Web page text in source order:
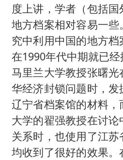
度上讲，学者（包括
地方档案相对容易一
究中利用中国的地方
在1990年代中期就已
马里兰大学教授张曙
华经济封锁问题时，
辽宁省档案馆的材料
大学的翟强教授在讨
关系时，也使用了江苏
均收到了很好的效果